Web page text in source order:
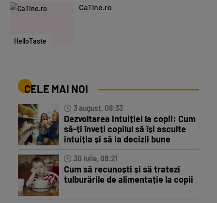
HelloTaste
CaTine.ro
CELE MAI NOI
3 august, 08:33
Dezvoltarea intuiției la copii: Cum
să-ți înveți copilul să își asculte
intuiția și să ia decizii bune
30 iulie, 08:21
Cum să recunoști și să tratezi
tulburările de alimentație la copii